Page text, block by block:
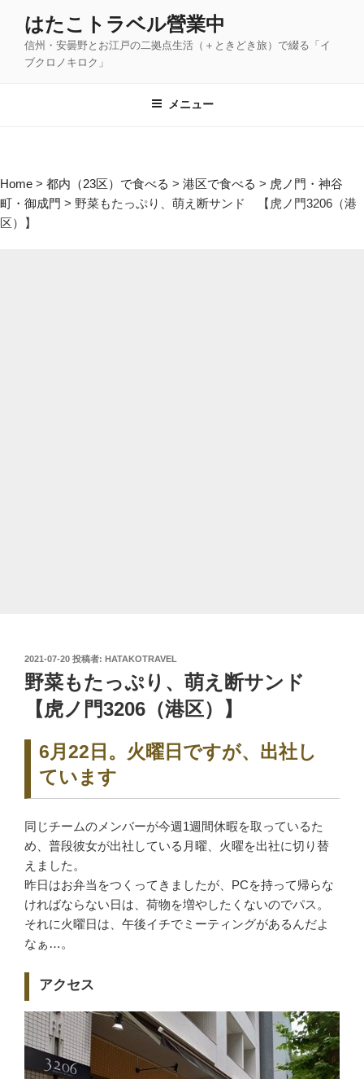
プ
はたこトラベル營業中
信州・安曇野とお江戸の二拠点生活（＋ときどき旅）で綴る「イ
ブクロノキロク」
メニュー
Home > 都内（23区）で食べる > 港区で食べる > 虎ノ門・神谷
町・御成門 > 野菜もたっぷり、萌え断サンド 【虎ノ門3206（港
区）】
投
稿
日:
2021-07-20 投稿者: HATAKOTRAVEL
野菜もたっぷり、萌え断サンド
【虎ノ門3206（港区）】
6月22日。火曜日ですが、出社し
ています
同じチームのメンバーが今週1週間休暇を取っているた
め、普段彼女が出社している月曜、火曜を出社に切り替
えました。
昨日はお弁当をつくってきましたが、PCを持って帰らな
ければならない日は、荷物を増やしたくないのでパス。
それに火曜日は、午後イチでミーティングがあるんだよ
なぁ…。
アクセス